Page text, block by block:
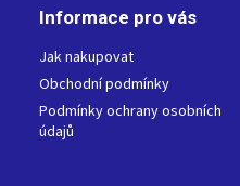
Informace pro vás
Jak nakupovat
Obchodní podmínky
Podmínky ochrany osobních
údajů